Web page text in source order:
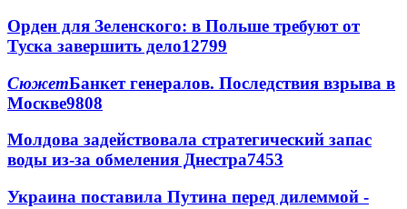
Орден для Зеленского: в Польше требуют от
Туска завершить дело12799
СюжетБанкет генералов. Последствия взрыва в
Москве9808
Молдова задействовала стратегический запас
воды из-за обмеления Днестра7453
Украина поставила Путина перед дилеммой -